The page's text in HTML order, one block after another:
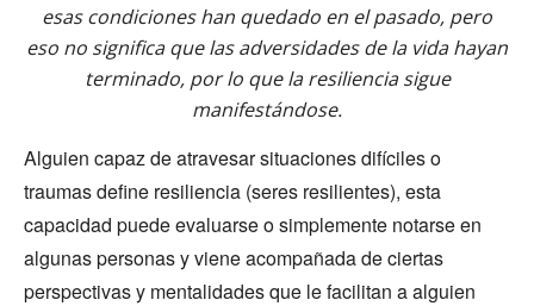
esas condiciones han quedado en el pasado, pero
eso no significa que las adversidades de la vida hayan
terminado, por lo que la resiliencia sigue
manifestándose.
Alguien capaz de atravesar situaciones difíciles o
traumas define resiliencia (seres resilientes), esta
capacidad puede evaluarse o simplemente notarse en
algunas personas y viene acompañada de ciertas
perspectivas y mentalidades que le facilitan a alguien